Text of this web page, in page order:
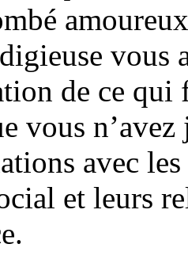
vous
de ce
vous
avec
et leurs